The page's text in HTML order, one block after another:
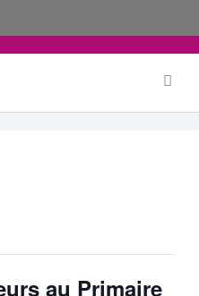
au Primaire